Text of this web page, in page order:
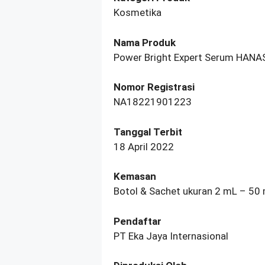
Kosmetika
Nama Produk
Power Bright Expert Serum
Nomor Registrasi
NA18221901223
Tanggal Terbit
18 April 2022
Kemasan
Botol & Sachet ukuran 2 mL – 50
Pendaftar
PT Eka Jaya Internasional